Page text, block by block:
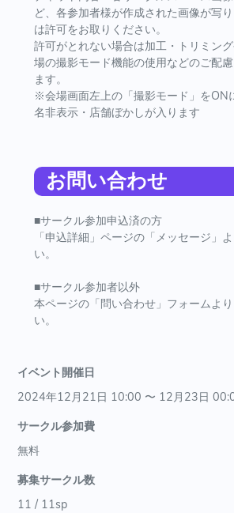
ど、各参加者様が作成された画像が写
は許可をお取りください。
許可がとれない場合は加工・トリミン
場の撮影モード機能の使用などのご配
ます。
※会場画面左上の「撮影モード」をON
名非表示・店舗ぼかしが入ります
お問い合わせ
■サークル参加申込済の方
「申込詳細」ページの「メッセージ」
い。
■サークル参加者以外
本ページの「問い合わせ」フォームよ
い。
イベント開催日
2024年12月21日 10:00 〜 12月23日
サークル参加費
無料
募集サークル数
11 / 11sp